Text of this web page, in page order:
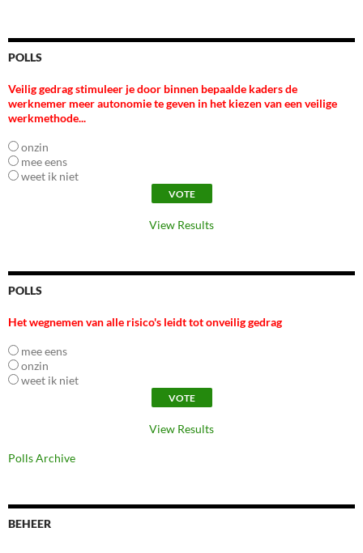
POLLS
Veilig gedrag stimuleer je door binnen bepaalde kaders de
werknemer meer autonomie te geven in het kiezen van een veilige
werkmethode...
onzin
mee eens
weet ik niet
View Results
POLLS
Het wegnemen van alle risico's leidt tot onveilig gedrag
mee eens
onzin
weet ik niet
View Results
Polls Archive
BEHEER